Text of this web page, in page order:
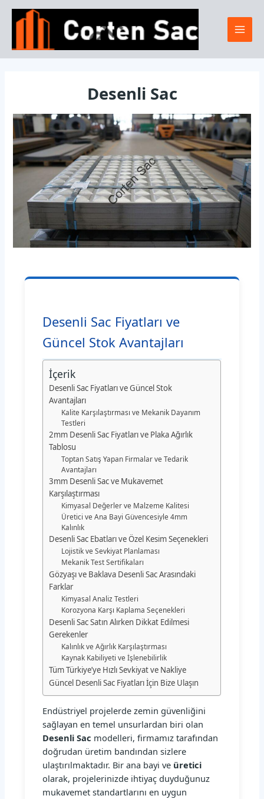
İçeriğe
Desenli Sac
Desenli Sac Fiyatları ve
Güncel Stok Avantajları
İçerik
Desenli Sac Fiyatları ve Güncel Stok
Avantajları
Kalite Karşılaştırması ve Mekanik Dayanım
Testleri
2mm Desenli Sac Fiyatları ve Plaka Ağırlık
Tablosu
Toptan Satış Yapan Firmalar ve Tedarik
Avantajları
3mm Desenli Sac ve Mukavemet
Karşılaştırması
Kimyasal Değerler ve Malzeme Kalitesi
Üretici ve Ana Bayi Güvencesiyle 4mm
Kalınlık
Desenli Sac Ebatları ve Özel Kesim Seçenekleri
Lojistik ve Sevkiyat Planlaması
Mekanik Test Sertifikaları
Gözyaşı ve Baklava Desenli Sac Arasındaki
Farklar
Kimyasal Analiz Testleri
Korozyona Karşı Kaplama Seçenekleri
Desenli Sac Satın Alırken Dikkat Edilmesi
Gerekenler
Kalınlık ve Ağırlık Karşılaştırması
Kaynak Kabiliyeti ve İşlenebilirlik
Tüm Türkiye’ye Hızlı Sevkiyat ve Nakliye
Güncel Desenli Sac Fiyatları İçin Bize Ulaşın
Endüstriyel projelerde zemin güvenliğini
sağlayan en temel unsurlardan biri olan
Desenli Sac modelleri, firmamız tarafından
doğrudan üretim bandından sizlere
ulaştırılmaktadır. Bir ana bayi ve üretici
olarak, projelerinizde ihtiyaç duyduğunuz
mukavemet standartlarını en uygun